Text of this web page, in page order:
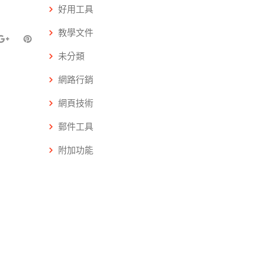
好用工具
教學文件
未分類
網路行銷
網頁技術
郵件工具
附加功能